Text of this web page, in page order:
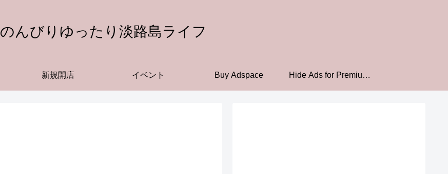
のんびりゆったり淡路島ライフ
新規開店 イベント Buy Adspace Hide Ads for Premium